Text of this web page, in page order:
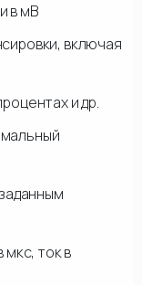
в мВ
включая
и др.
ток в